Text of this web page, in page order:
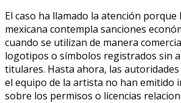
El caso ha llamado la atención porque
mexicana contempla sanciones
cuando se utilizan de manera
logotipos o símbolos registrados sin
titulares. Hasta ahora, las
el equipo de la artista no han emitido
sobre los permisos o licencias